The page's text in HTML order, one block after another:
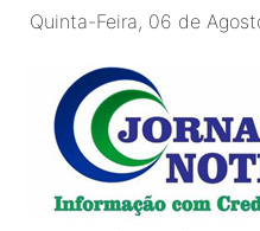
Quinta-Feira, 06 de